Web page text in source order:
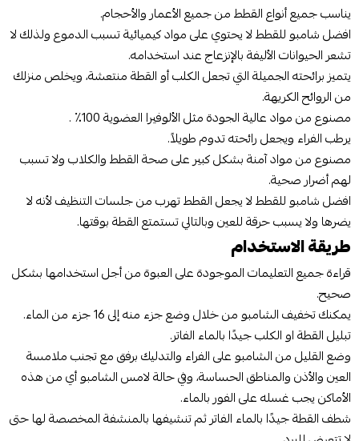
يناسب جميع أنواع القطط من جميع الأعمار والأحجام.
افضل شامبو للقطط لا يحتوي على مواد كيميائية تسبب الدموع ولذلك لا
تشعر الحيوانات الأليفة بالإنزعاج عند استخدامه.
يتميز برائحته الجميلة التي تجعل الكلب أو القطة منتعشة، ويخلص منزلك
من الروائح الكريهة.
مصنوع من مواد عالية الجودة مثل الألوفيرا العضوية 100٪ .
يرطب الفراء ويجعل رائحته تدوم طويلاً.
مصنوع من مواد آمنة بشكل كبير على صحة القطط والكلاب ولا تسبب
لهم أضرار صحية.
افضل شامبو للقطط لا يجعل القطط تهرب من جلسات التنظيف لأنه لا
يضرها ولا يسبب حرقة للعين وبالتالي تستمتع القطة بوقتها.
طريقة الاستخدام
قراءة جميع التعليمات الموجودة على العبوة من أجل استخدامها بشكل
صحيح.
يمكنك تخفيف الشامبو من خلال وضع جزء منه إلى 16 جزء من الماء.
تبليل القطة او الكلب جيدًا بالماء الفاتر.
وضع القليل من الشامبو على الفراء والتدليك برفق مع تجنب ملامسة
العين والأذن والمناطق الحساسة، وفي حالة لامس الشامبو أي من هذه
الأماكن يجب غسله على الفور بالماء.
شطف القطة جيدًا بالماء الفاتر ثم تنشيفها بالمنشفة المخصصة لها حتى